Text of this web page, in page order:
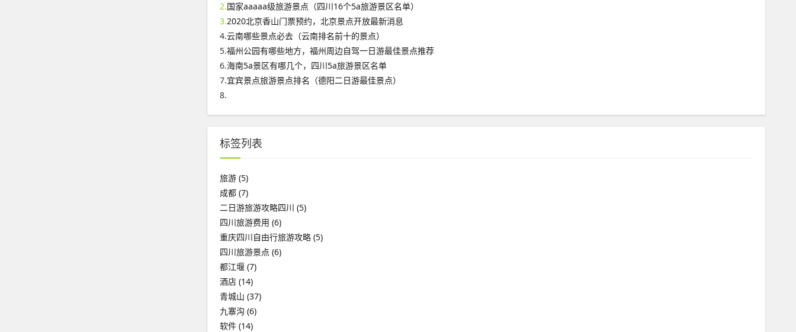
2.国家aaaaa级旅游景点（四川16个5a旅游景区名单）
3.2020北京香山门票预约，北京景点开放最新消息
4.云南哪些景点必去（云南排名前十的景点）
5.福州公园有哪些地方，福州周边自驾一日游最佳景点推荐
6.海南5a景区有哪几个，四川5a旅游景区名单
7.宜宾景点旅游景点排名（德阳二日游最佳景点）
8.
标签列表
旅游 (5)
成都 (7)
二日游旅游攻略四川 (5)
四川旅游费用 (6)
重庆四川自由行旅游攻略 (5)
四川旅游景点 (6)
都江堰 (7)
酒店 (14)
青城山 (37)
九寨沟 (6)
软件 (14)